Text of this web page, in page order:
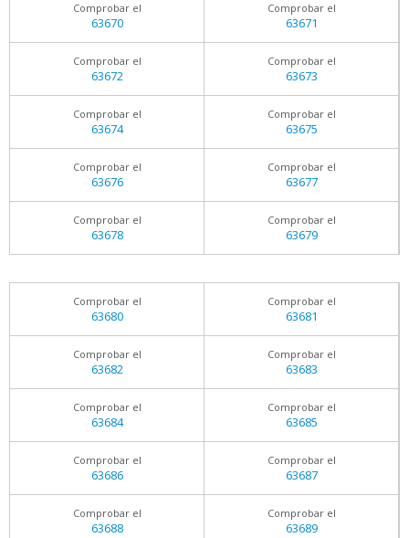
Comprobar el
63670
Comprobar el
63671
Comprobar el
63672
Comprobar el
63673
Comprobar el
63674
Comprobar el
63675
Comprobar el
63676
Comprobar el
63677
Comprobar el
63678
Comprobar el
63679
Comprobar el
63680
Comprobar el
63681
Comprobar el
63682
Comprobar el
63683
Comprobar el
63684
Comprobar el
63685
Comprobar el
63686
Comprobar el
63687
Comprobar el
63688
Comprobar el
63689